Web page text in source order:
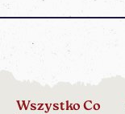
Wszystko Co